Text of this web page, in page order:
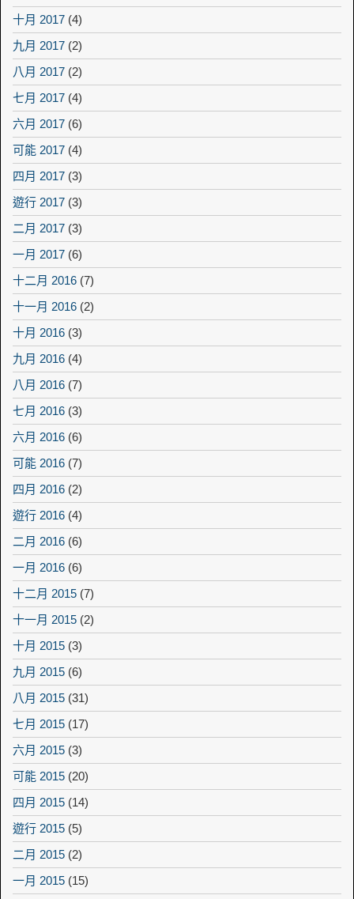
十月 2017 (4)
九月 2017 (2)
八月 2017 (2)
七月 2017 (4)
六月 2017 (6)
可能 2017 (4)
四月 2017 (3)
遊行 2017 (3)
二月 2017 (3)
一月 2017 (6)
十二月 2016 (7)
十一月 2016 (2)
十月 2016 (3)
九月 2016 (4)
八月 2016 (7)
七月 2016 (3)
六月 2016 (6)
可能 2016 (7)
四月 2016 (2)
遊行 2016 (4)
二月 2016 (6)
一月 2016 (6)
十二月 2015 (7)
十一月 2015 (2)
十月 2015 (3)
九月 2015 (6)
八月 2015 (31)
七月 2015 (17)
六月 2015 (3)
可能 2015 (20)
四月 2015 (14)
遊行 2015 (5)
二月 2015 (2)
一月 2015 (15)